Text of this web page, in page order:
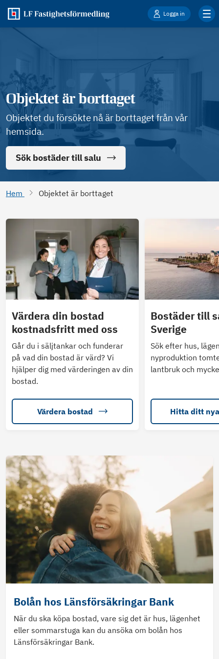
Logga in
Objektet är borttaget
Objektet du försökte nå är borttaget från vår
hemsida.
Sök bostäder till salu
Hem Objektet är borttaget
Värdera din bostad
kostnadsfritt med oss
Går du i säljtankar och funderar
på vad din bostad är värd? Vi
hjälper dig med värderingen av din
bostad.
Värdera bostad
Bostäder till
Sverige
Sök efter hus,
nyproduktion
lantbruk och
Hitta ditt
Bolån hos Länsförsäkringar Bank
När du ska köpa bostad, vare sig det är hus, lägenhet
eller sommarstuga kan du ansöka om bolån hos
Länsförsäkringar Bank.